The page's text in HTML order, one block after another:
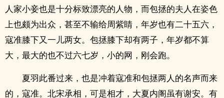
人家小妾也是十分标致漂亮的人物，而包拯的夫人在姿色
上也颇为出众，甚至不输给周紫睛，年岁也有二十五六，
寇准膝下又一儿两女。包拯膝下却有两子，年岁都不算
大，最大的也不过六七岁，小的网，刚会跑。
夏羽此番过来，也是冲着寇准和包拯两人的名声而来
的，寇准。北宋承相，可是相才，大夏内阁虽有谢安。有